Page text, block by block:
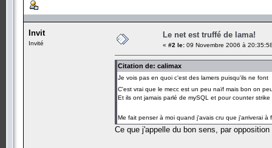
Invit
Invité
Le net est truffé de lama!
« #2 le: 09 Novembre 2006 à
Citation de: calimax
Je vois pas en quoi c'est des lamers puisqu'ils ne
C'est vrai que le mecc est un peu naïf mais bon on
Et ils ont jamais parlé de mySQL et pour counter
Me fait penser à moi quand j'avais cru que j'arriverai
Ce que j'appelle du bon sens, par